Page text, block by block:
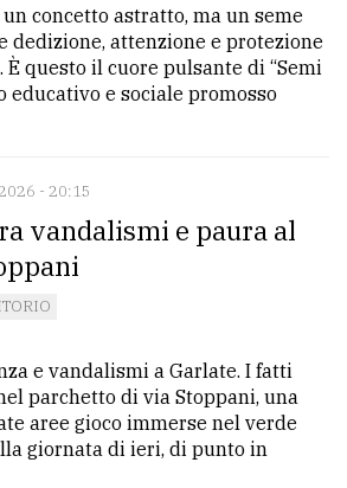
concetto astratto, ma un seme
dedizione, attenzione e protezione
questo il cuore pulsante di “Semi
educativo e sociale promosso
- 20:15
vandalismi e paura al
e vandalismi a Garlate. I fatti
parchetto di via Stoppani, una
aree gioco immerse nel verde
giornata di ieri, di punto in